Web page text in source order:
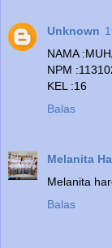
Unknown
NAMA
NPM
KEL :16
Balas
Melanita
Melanita
Balas